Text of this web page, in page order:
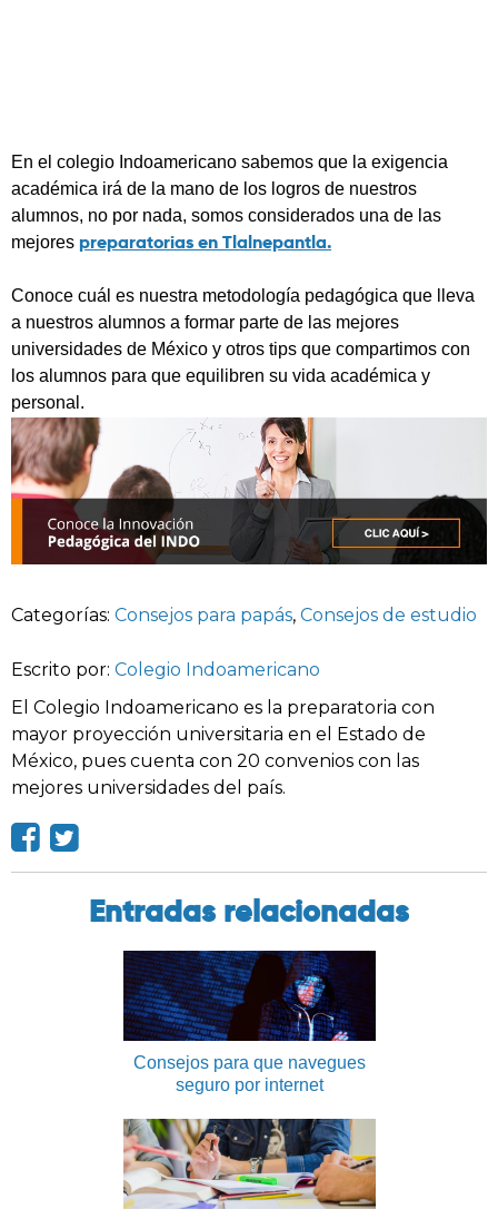
En el colegio Indoamericano sabemos que la exigencia
académica irá de la mano de los logros de nuestros
alumnos, no por nada, somos considerados una de las
mejores preparatorias en Tlalnepantla.
Conoce cuál es nuestra metodología pedagógica que lleva
a nuestros alumnos a formar parte de las mejores
universidades de México y otros tips que compartimos con
los alumnos para que equilibren su vida académica y
personal.
Categorías: Consejos para papás, Consejos de estudio
Escrito por: Colegio Indoamericano
El Colegio Indoamericano es la preparatoria con
mayor proyección universitaria en el Estado de
México, pues cuenta con 20 convenios con las
mejores universidades del país.
Entradas relacionadas
Consejos para que navegues
seguro por internet